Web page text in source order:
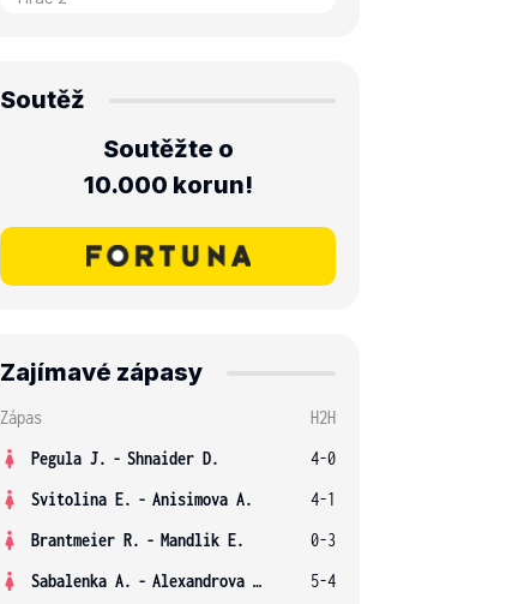
Soutěž
Soutěžte o
10.000 korun!
Zajímavé zápasy
Zápas
H2H
Pegula J. - Shnaider D.
4-0
Svitolina E. - Anisimova A.
4-1
Brantmeier R. - Mandlik E.
0-3
Sabalenka A. - Alexandrova E.
5-4